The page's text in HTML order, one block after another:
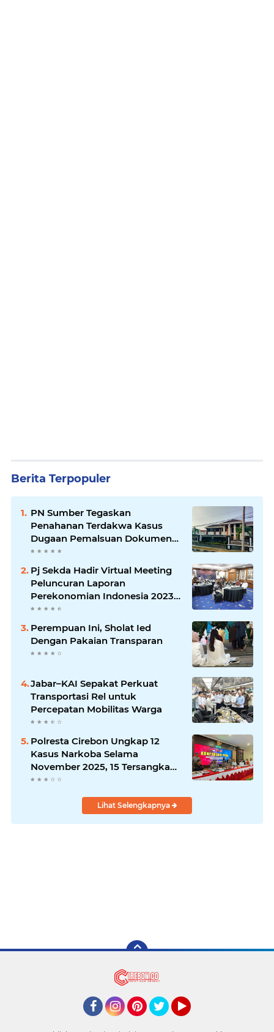
Berita Terpopuler
PN Sumber Tegaskan
Penahanan Terdakwa Kasus
Dugaan Pemalsuan Dokumen
Lahan Sesuai KUHAP
Pj Sekda Hadir Virtual Meeting
Peluncuran Laporan
Perekonomian Indonesia 2023
yang digelar Bank Indonesia
Perempuan Ini, Sholat Ied
Dengan Pakaian Transparan
Jabar–KAI Sepakat Perkuat
Transportasi Rel untuk
Percepatan Mobilitas Warga
Polresta Cirebon Ungkap 12
Kasus Narkoba Selama
November 2025, 15 Tersangka
Diamankan
Lihat Selengkapnya